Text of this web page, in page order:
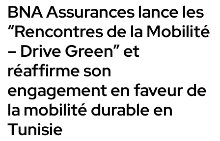
BNA Assurances lance les
“Rencontres de la Mobilité
– Drive Green” et
réaffirme son
engagement en faveur de
la mobilité durable en
Tunisie